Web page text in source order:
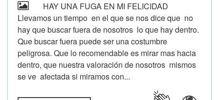
HAY UNA FUGA EN MI FELICIDAD
Llevamos un tiempo en el que se nos dice que no
hay que buscar fuera de nosotros lo que hay dentro.
Que buscar fuera puede ser una costumbre
peligrosa. Que lo recomendable es mirar mas hacia
dentro, que nuestra valoración de nosotros mismos
se ve afectada si miramos con...